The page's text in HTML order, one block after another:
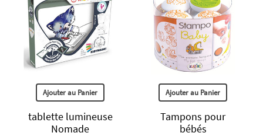
Ajouter au Panier
tablette lumineuse
Nomade
Ajouter au Panier
Tampons pour
bébés